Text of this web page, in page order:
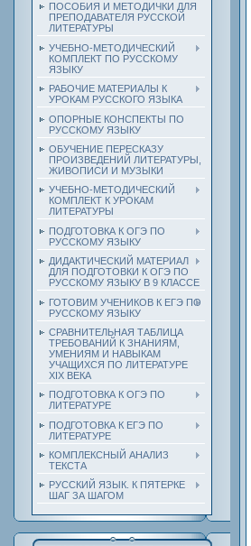
ПОСОБИЯ И МЕТОДИЧКИ ДЛЯ
ПРЕПОДАВАТЕЛЯ РУССКОЙ
ЛИТЕРАТУРЫ
УЧЕБНО-МЕТОДИЧЕСКИЙ
КОМПЛЕКТ ПО РУССКОМУ
ЯЗЫКУ
РАБОЧИЕ МАТЕРИАЛЫ К
УРОКАМ РУССКОГО ЯЗЫКА
ОПОРНЫЕ КОНСПЕКТЫ ПО
РУССКОМУ ЯЗЫКУ
ОБУЧЕНИЕ ПЕРЕСКАЗУ
ПРОИЗВЕДЕНИЙ ЛИТЕРАТУРЫ,
ЖИВОПИСИ И МУЗЫКИ
УЧЕБНО-МЕТОДИЧЕСКИЙ
КОМПЛЕКТ К УРОКАМ
ЛИТЕРАТУРЫ
ПОДГОТОВКА К ОГЭ ПО
РУССКОМУ ЯЗЫКУ
ДИДАКТИЧЕСКИЙ МАТЕРИАЛ
ДЛЯ ПОДГОТОВКИ К ОГЭ ПО
РУССКОМУ ЯЗЫКУ В 9 КЛАССЕ
ГОТОВИМ УЧЕНИКОВ К ЕГЭ ПО
РУССКОМУ ЯЗЫКУ
СРАВНИТЕЛЬНАЯ ТАБЛИЦА
ТРЕБОВАНИЙ К ЗНАНИЯМ,
УМЕНИЯМ И НАВЫКАМ
УЧАЩИХСЯ ПО ЛИТЕРАТУРЕ
ХIХ ВЕКА
ПОДГОТОВКА К ОГЭ ПО
ЛИТЕРАТУРЕ
ПОДГОТОВКА К ЕГЭ ПО
ЛИТЕРАТУРЕ
КОМПЛЕКСНЫЙ АНАЛИЗ
ТЕКСТА
РУССКИЙ ЯЗЫК. К ПЯТЕРКЕ
ШАГ ЗА ШАГОМ